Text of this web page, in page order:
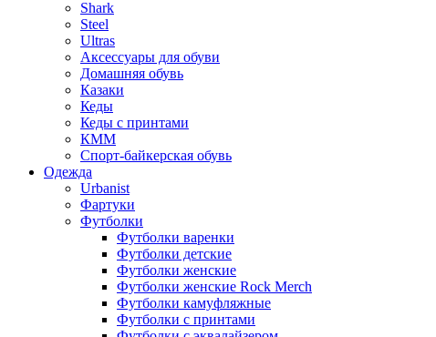
Shark
Steel
Ultras
Аксессуары для обуви
Домашняя обувь
Казаки
Кеды
Кеды с принтами
КММ
Спорт-байкерская обувь
Одежда
Urbanist
Фартуки
Футболки
Футболки варенки
Футболки детские
Футболки женские
Футболки женские Rock Merch
Футболки камуфляжные
Футболки с принтами